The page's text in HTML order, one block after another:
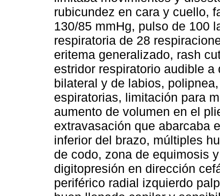
rubicundez en cara y cuello,
130/85 mmHg, pulso de 100
respiratoria de 28
eritema generalizado, rash
estridor respiratorio audible
bilateral y de labios,
espiratorias, limitación para
aumento de volumen en el
extravasación que abarcaba
inferior del brazo, múltiples
de codo, zona de equimosis
digitopresión en dirección
periférico radial izquierdo